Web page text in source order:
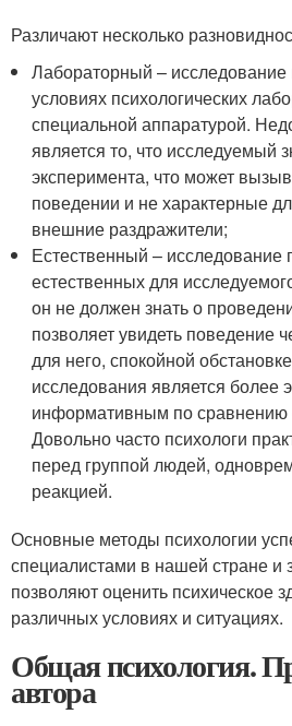
Различают несколько
Лабораторный – исследование
условиях психологических
специальной аппаратурой.
является то, что исследуемый
эксперимента, что может
поведении и не характерные
внешние раздражители;
Естественный – исследование
естественных для
он не должен знать о
позволяет увидеть поведение
для него, спокойной
исследования является
информативным по сравнению
Довольно часто психологи
перед группой людей,
реакцией.
Основные методы психологии
специалистами в нашей стране и
позволяют оценить психическое
различных условиях и ситуациях.
Общая психология.
автора